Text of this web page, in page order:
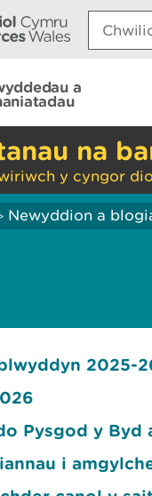
Search:
a
na
y cyngor
Newyddion a
2025-
Pysgod y Byd
i